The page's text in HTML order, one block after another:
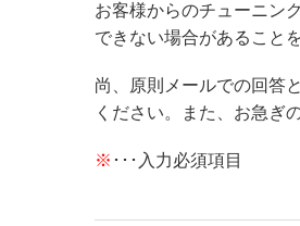
お客様からのチューニン
できない場合があること
尚、原則メールでの回答
ください。また、お急ぎ
※ ･･･入力必須項目